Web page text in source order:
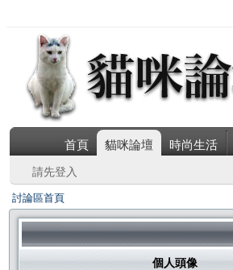
首頁 貓咪論壇 時尚生活
請先登入
討論區首頁
個人頭像